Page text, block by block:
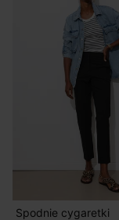
Spodnie cygaretki